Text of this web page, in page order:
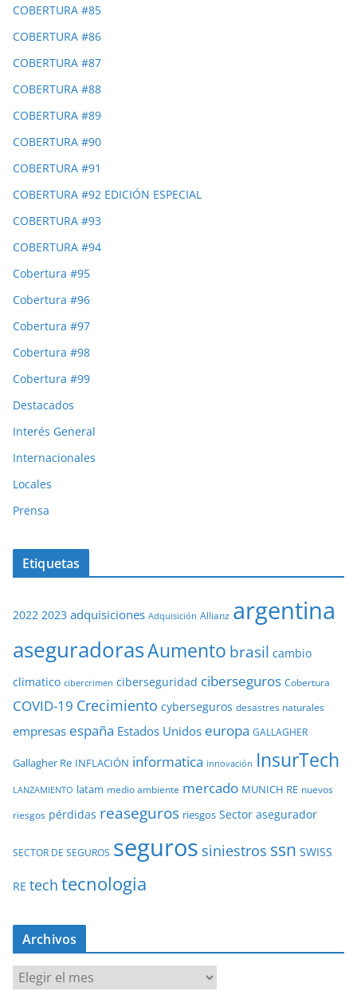
COBERTURA #85
COBERTURA #86
COBERTURA #87
COBERTURA #88
COBERTURA #89
COBERTURA #90
COBERTURA #91
COBERTURA #92 EDICIÓN ESPECIAL
COBERTURA #93
COBERTURA #94
Cobertura #95
Cobertura #96
Cobertura #97
Cobertura #98
Cobertura #99
Destacados
Interés General
Internacionales
Locales
Prensa
Etiquetas
2022 2023 adquisiciones Adquisición Allianz argentina
aseguradorasAumento brasil cambio
climatico cibercrimen ciberseguridad ciberseguros Cobertura
COVID-19 Crecimiento cyberseguros desastres naturales
empresas españa Estados Unidos europa GALLAGHER
Gallagher Re INFLACIÓN informatica innovación InsurTech
LANZAMIENTO latam medio ambiente mercado MUNICH RE nuevos
riesgos pérdidas reaseguros riesgos Sector asegurador
SECTOR DE SEGUROS seguros siniestros ssn SWISS
RE tech tecnologia
Archivos
r